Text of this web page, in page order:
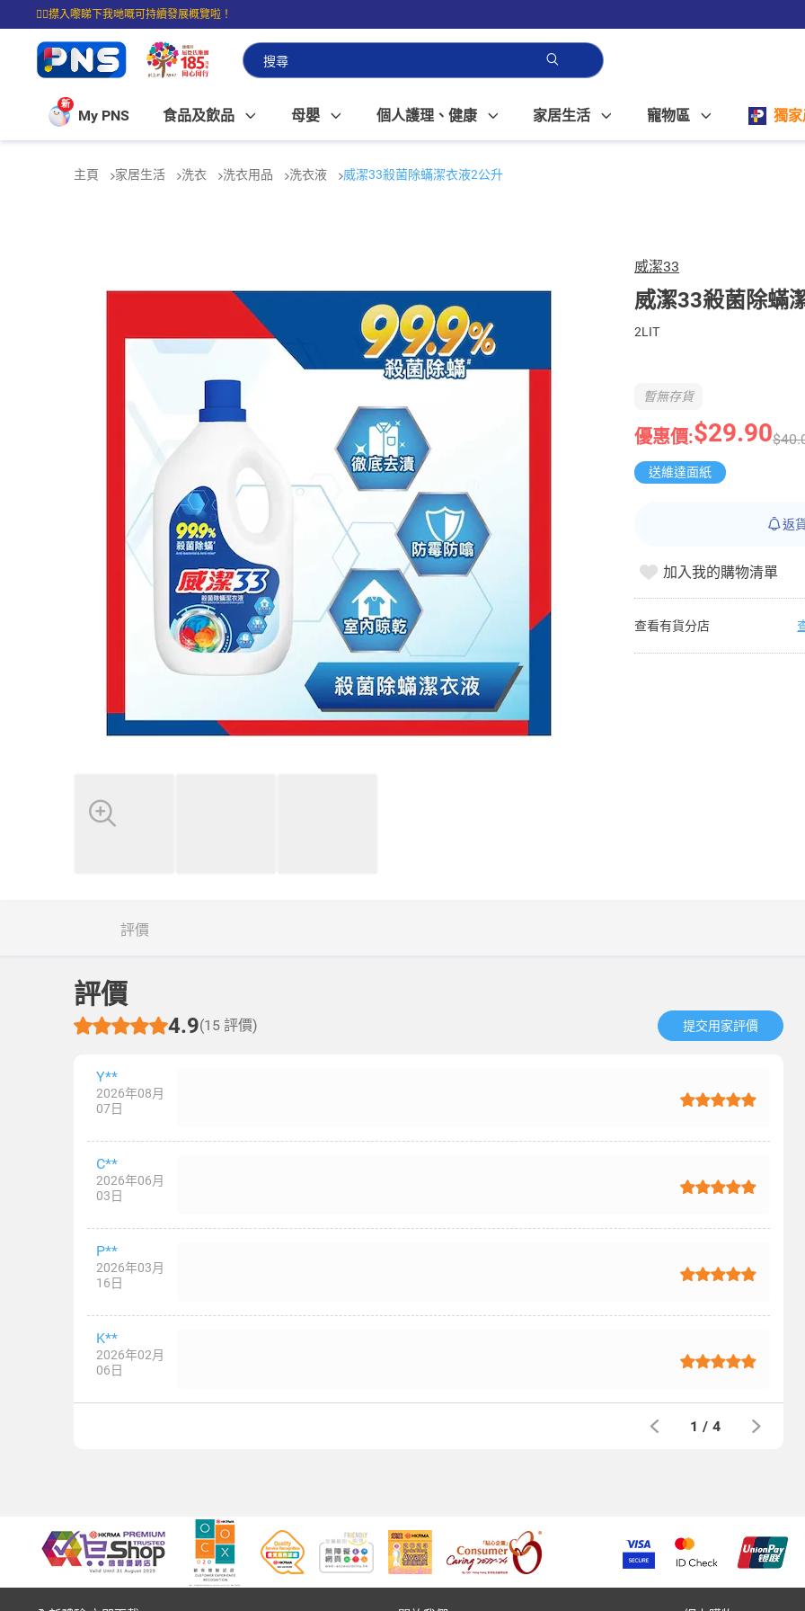
☝🏼㩒入嚟睇下我哋嘅可持續發展概覽啦！
⭐購物滿$399即享免費送貨；滿$100即可免費店取。
新
My PNS 食品及飲品 母嬰 個人護理、健康 家居生活 寵物區 獨
主頁 家居生活 洗衣 洗衣用品 洗衣液 威潔33殺菌除蟎潔衣液2公升
威潔33
威潔33殺菌除蟎
2LIT
優惠價:$29.90
暫無存貨
送維達面紙
返
加入我的購物清單
查看有貨分店
評價
評價
4.9(15 評價) 提交用家評價​
Y**
2026年08月
07日
C**
2026年06月
03日
P**
2026年03月
16日
K**
2026年02月
06日
1 / 4